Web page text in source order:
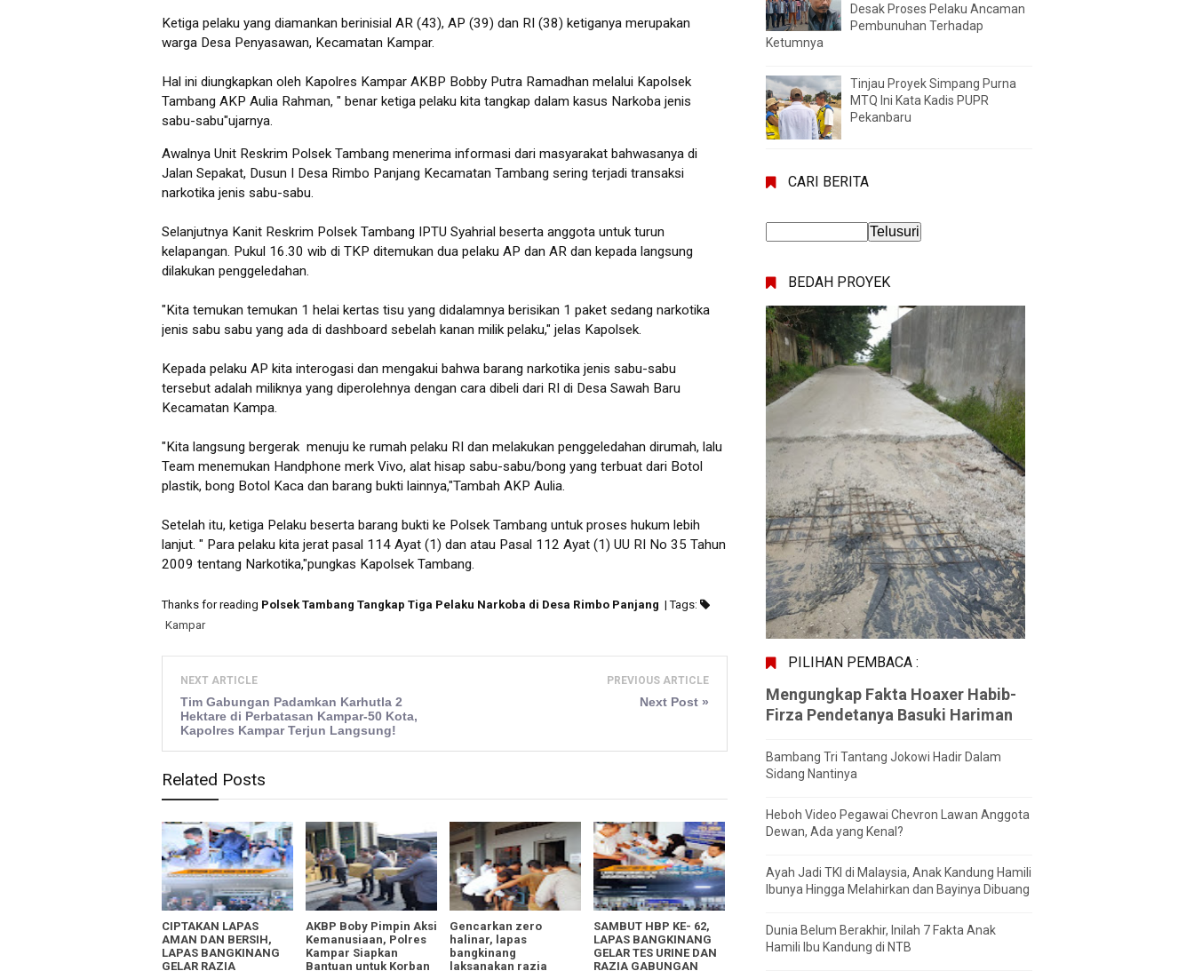
Ketiga pelaku yang diamankan berinisial AR (43), AP (39) dan RI (38) ketiganya merupakan
warga Desa Penyasawan, Kecamatan Kampar.
Hal ini diungkapkan oleh Kapolres Kampar AKBP Bobby Putra Ramadhan melalui Kapolsek
Tambang AKP Aulia Rahman, " benar ketiga pelaku kita tangkap dalam kasus Narkoba jenis
sabu-sabu"ujarnya.
Awalnya Unit Reskrim Polsek Tambang menerima informasi dari masyarakat bahwasanya di
Jalan Sepakat, Dusun I Desa Rimbo Panjang Kecamatan Tambang sering terjadi transaksi
narkotika jenis sabu-sabu.
Selanjutnya Kanit Reskrim Polsek Tambang IPTU Syahrial beserta anggota untuk turun
kelapangan. Pukul 16.30 wib di TKP ditemukan dua pelaku AP dan AR dan kepada langsung
dilakukan penggeledahan.
"Kita temukan temukan 1 helai kertas tisu yang didalamnya berisikan 1 paket sedang narkotika
jenis sabu sabu yang ada di dashboard sebelah kanan milik pelaku," jelas Kapolsek.
Kepada pelaku AP kita interogasi dan mengakui bahwa barang narkotika jenis sabu-sabu
tersebut adalah miliknya yang diperolehnya dengan cara dibeli dari RI di Desa Sawah Baru
Kecamatan Kampa.
"Kita langsung bergerak menuju ke rumah pelaku RI dan melakukan penggeledahan dirumah, lalu
Team menemukan Handphone merk Vivo, alat hisap sabu-sabu/bong yang terbuat dari Botol
plastik, bong Botol Kaca dan barang bukti lainnya,"Tambah AKP Aulia.
Setelah itu, ketiga Pelaku beserta barang bukti ke Polsek Tambang untuk proses hukum lebih
lanjut. " Para pelaku kita jerat pasal 114 Ayat (1) dan atau Pasal 112 Ayat (1) UU RI No 35 Tahun
2009 tentang Narkotika,"pungkas Kapolsek Tambang.
Thanks for reading Polsek Tambang Tangkap Tiga Pelaku Narkoba di Desa Rimbo Panjang | Tags:
Kampar
NEXT ARTICLE
Tim Gabungan Padamkan Karhutla 2
Hektare di Perbatasan Kampar-50 Kota,
Kapolres Kampar Terjun Langsung!
PREVIOUS ARTICLE
Next Post »
Related Posts
CIPTAKAN LAPAS
AMAN DAN BERSIH,
LAPAS BANGKINANG
GELAR RAZIA
AKBP Boby Pimpin Aksi
Kemanusiaan, Polres
Kampar Siapkan
Bantuan untuk Korban
Gencarkan zero
halinar, lapas
bangkinang
laksanakan razia
SAMBUT HBP KE- 62,
LAPAS BANGKINANG
GELAR TES URINE DAN
RAZIA GABUNGAN
Desak Proses Pelaku Ancaman
Pembunuhan Terhadap
Ketumnya
Tinjau Proyek Simpang Purna
MTQ Ini Kata Kadis PUPR
Pekanbaru
CARI BERITA
BEDAH PROYEK
PILIHAN PEMBACA :
Mengungkap Fakta Hoaxer Habib-
Firza Pendetanya Basuki Hariman
Bambang Tri Tantang Jokowi Hadir Dalam
Sidang Nantinya
Heboh Video Pegawai Chevron Lawan Anggota
Dewan, Ada yang Kenal?
Ayah Jadi TKI di Malaysia, Anak Kandung Hamili
Ibunya Hingga Melahirkan dan Bayinya Dibuang
Dunia Belum Berakhir, Inilah 7 Fakta Anak
Hamili Ibu Kandung di NTB